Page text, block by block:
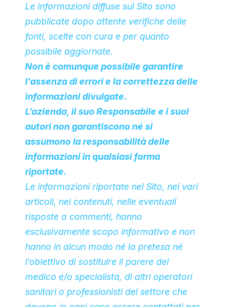
Le informazioni diffuse sul Sito sono
pubblicate dopo attente verifiche delle
fonti, scelte con cura e per quanto
possibile aggiornate.
Non è comunque possibile garantire
l’assenza di errori e la correttezza delle
informazioni divulgate.
L’azienda, il suo Responsabile e i suoi
autori non garantiscono né si
assumono la responsabilità delle
informazioni in qualsiasi forma
riportate.
Le informazioni riportate nel Sito, nei vari
articoli, nei contenuti, nelle eventuali
risposte a commenti, hanno
esclusivamente scopo informativo e non
hanno in alcun modo né la pretesa né
l’obiettivo di sostituire il parere del
medico e/o specialista, di altri operatori
sanitari o professionisti del settore che